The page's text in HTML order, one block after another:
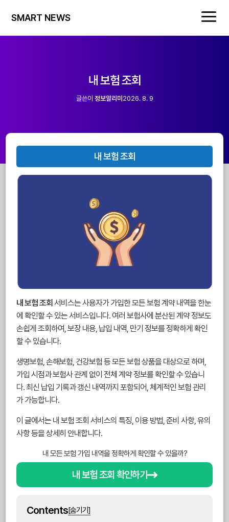
SMART NEWS
내 보험 조회
글쓴이 정보알리미2026. 8. 9
내 보험 조회
내 보험 조회 서비스는 사용자가 가입한 모든 보험 계약 내역을 한눈
에 확인할 수 있는 서비스입니다. 여러 보험사에 분산된 계약 정보도
손쉽게 조회하여, 보장 내용, 납입 내역, 만기 정보를 정확하게 확인
할 수 있습니다.
생명보험, 손해보험, 건강보험 등 모든 보험 상품을 대상으로 하며,
가입 시점과 보험사 관계 없이 전체 계약 정보를 확인할 수 있습니
다. 최신 납입 기록과 갱신 내역까지 포함되어, 체계적인 보험 관리
가 가능합니다.
이 글에서는 내 보험 조회 서비스의 특징, 이용 방법, 준비 사항, 유의
사항 등을 상세히 안내합니다.
내 모든 보험 가입 내역을 정확하게 확인할 수 있을까?
내 보험 조회 확인하기
Contents[숨기기]